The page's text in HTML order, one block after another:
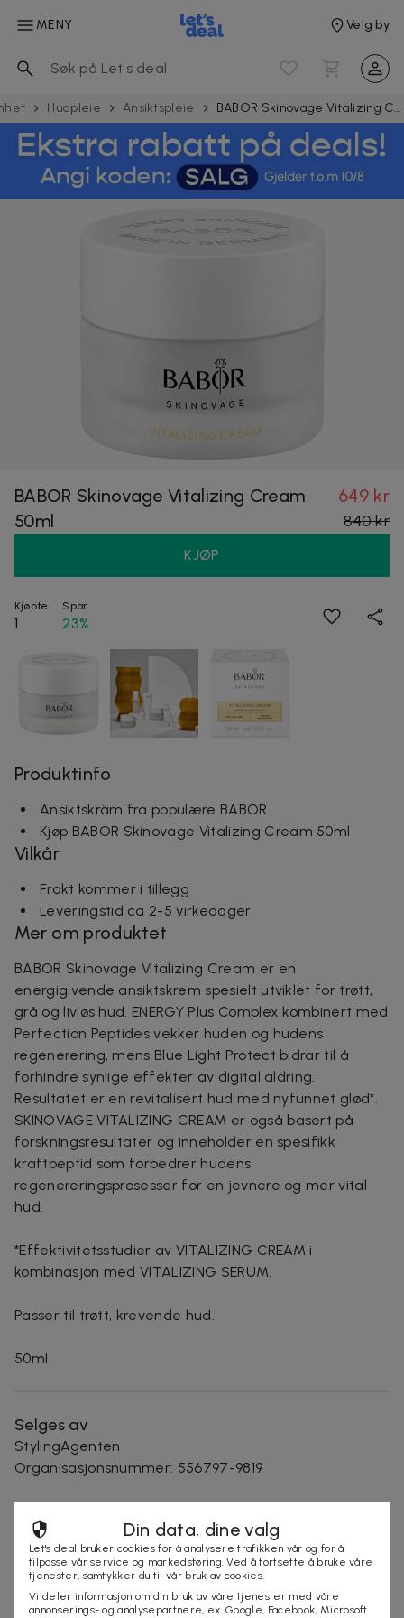
MENY Velg by
Hudpleie Ansiktspleie BABOR Skinovage Vitalizing Cream 50ml
BABOR Skinovage Vitalizing Cream
50ml
649 kr
840 kr
KJØP
Kjøpte
1
Spar
23%
Produktinfo
Ansiktskräm fra populære BABOR
Kjøp BABOR Skinovage Vitalizing Cream 50ml
Vilkår
Frakt kommer i tillegg
Leveringstid ca 2-5 virkedager
Mer om produktet
BABOR Skinovage Vitalizing Cream er en
energigivende ansiktskrem spesielt utviklet for trøtt,
grå og livløs hud. ENERGY Plus Complex kombinert med
Perfection Peptides vekker huden og hudens
regenerering, mens Blue Light Protect bidrar til å
forhindre synlige effekter av digital aldring.
Resultatet er en revitalisert hud med nyfunnet glød*.
SKINOVAGE VITALIZING CREAM er også basert på
forskningsresultater og inneholder en spesifikk
kraftpeptid som forbedrer hudens
regenereringsprosesser for en jevnere og mer vital
hud.
*Effektivitetsstudier av VITALIZING CREAM i
kombinasjon med VITALIZING SERUM.
Passer til trøtt, krevende hud.
50ml
Selges av
StylingAgenten
Organisasjonsnummer: 556797-9819
KJØP
Andre som så på denne dealen så også på
Din data, dine valg
Let's deal bruker cookies for å analysere trafikken vår og for å
tilpasse vår service og markedsføring. Ved å fortsette å bruke våre
tjenester, samtykker du til vår bruk av cookies.
Vi deler informasjon om din bruk av våre tjenester med våre
annonserings- og analysepartnere, ex. Google, Facebook, Microsoft